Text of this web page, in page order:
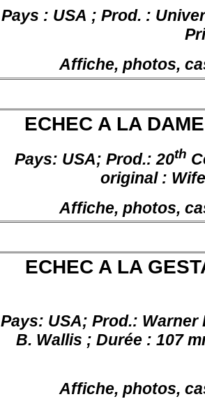
Pays : USA ; Prod. :
Affiche, photos,
ECHEC A LA
Pays: USA; Prod.: 20th
original :
Affiche, photos,
ECHEC A LA
Pays: USA; Prod.:
B. Wallis ; Durée : 107
Affiche, photos,